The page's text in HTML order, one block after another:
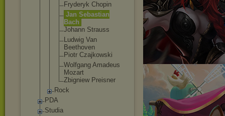
Fryderyk Chopin
Jan Sebastian
Bach
Johann Strauss
Ludwig Van
Beethoven
Piotr Czajkowski
Wolfgang Amadeus
Mozart
Zbigniew Preisner
Rock
PDA
Studia